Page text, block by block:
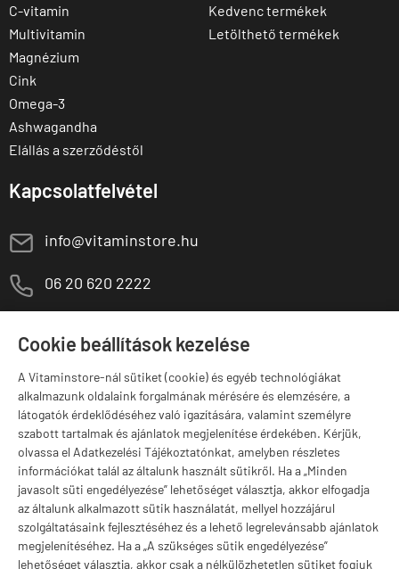
Cookie beállítások kezelése
A Vitaminstore-nál sütiket (cookie) és egyéb technológiákat
alkalmazunk oldalaink forgalmának mérésére és elemzésére, a
látogatók érdeklődéséhez való igazítására, valamint személyre
szabott tartalmak és ajánlatok megjelenítése érdekében. Kérjük,
olvassa el Adatkezelési Tájékoztatónkat, amelyben részletes
információkat talál az általunk használt sütikről. Ha a „Minden
javasolt süti engedélyezése” lehetőséget választja, akkor elfogadja
az általunk alkalmazott sütik használatát, mellyel hozzájárul
szolgáltatásaink fejlesztéséhez és a lehető legrelevánsabb ajánlatok
megjelenítéséhez. Ha a „A szükséges sütik engedélyezése”
lehetőséget választja, akkor csak a nélkülözhetetlen sütiket fogjuk
C-vitamin
Multivitamin
Magnézium
Cink
Omega-3
Ashwagandha
Elállás a szerződéstől
Kedvenc termékek
Letölthető termékek
Kapcsolatfelvétel
E info@vitaminstore.hu
M 06 20 620 2222
Szugló u. 83-85.
Márkák
Valuta választás